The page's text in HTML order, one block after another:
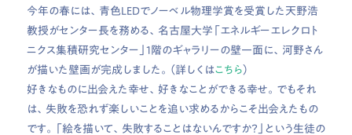
今年の春には、青色LEDでノーベル物理学賞を受賞した天野浩
教授がセンター長を務める、名古屋大学「エネルギーエレクロト
ニクス集積研究センター」1階のギャラリーの壁一面に、河野さん
が描いた壁画が完成しました。（詳しくはこちら）
好きなものに出会えた幸せ、好きなことができる幸せ。でもそれ
は、失敗を恐れず楽しいことを追い求めるからこそ出会えたもの
です。「絵を描いて、失敗することはないんですか？」という生徒の